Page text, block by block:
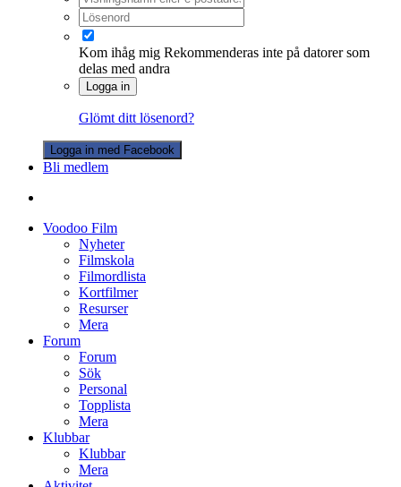
Kom ihåg mig Rekommenderas inte på datorer som
delas med andra
Logga in
Glömt ditt lösenord?
Logga in med Facebook
Bli medlem
Voodoo Film
Nyheter
Filmskola
Filmordlista
Kortfilmer
Resurser
Mera
Forum
Forum
Sök
Personal
Topplista
Mera
Klubbar
Klubbar
Mera